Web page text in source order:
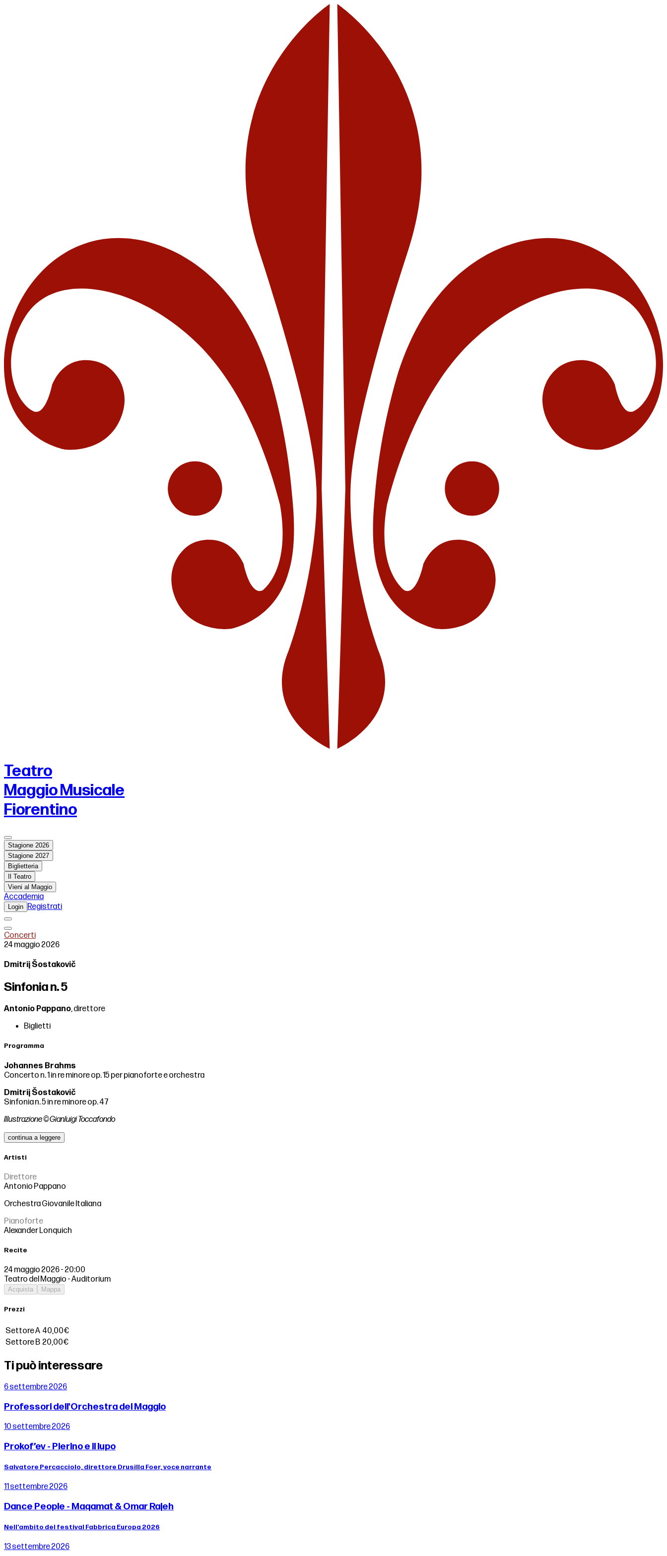
Teatro
Maggio Musicale
Fiorentino
Stagione 2026
Stagione 2027
Biglietteria
Il Teatro
Vieni al Maggio
Accademia
Login Registrati
Concerti
24 maggio 2026
Dmitrij Šostakovič
Sinfonia n. 5
Antonio Pappano, direttore
Biglietti
Programma
Johannes Brahms
Concerto n. 1 in re minore op. 15 per pianoforte e orchestra
Dmitrij Šostakovič
Sinfonia n. 5 in re minore op. 47
Illustrazione © Gianluigi Toccafondo
continua a leggere
Artisti
Direttore
Antonio Pappano
Orchestra Giovanile Italiana
Pianoforte
Alexander Lonquich
Recite
24 maggio 2026 - 20:00
Teatro del Maggio - Auditorium
Acquista Mappa
Prezzi
Settore A 40,00€
Settore B 20,00€
Ti può interessare
6 settembre 2026
Professori dell'Orchestra del Maggio
10 settembre 2026
Prokof’ev - Pierino e il lupo
Salvatore Percacciolo, direttore Drusilla Foer, voce narrante
11 settembre 2026
Dance People - Maqamat & Omar Rajeh
Nell’ambito del festival Fabbrica Europa 2026
13 settembre 2026